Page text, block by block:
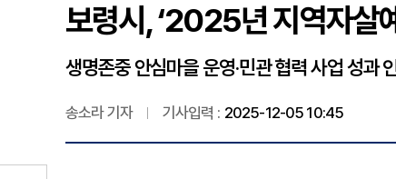
보령시, ‘2025년 지역자살
생명존중 안심마을 운영·민관 협력 사업 성과
송소라 기자 기사입력 : 2025-12-05 10:45